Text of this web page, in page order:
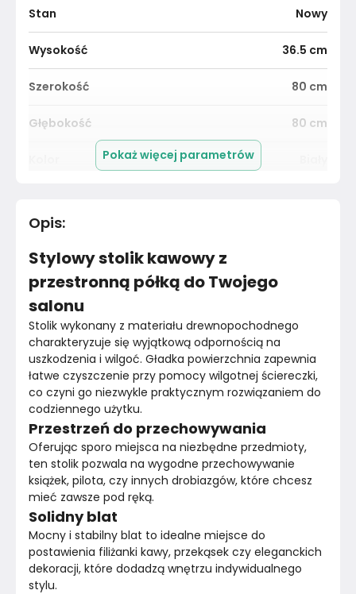
Stan Nowy
Wysokość 36.5 cm
Szerokość 80 cm
Głębokość 80 cm
Kolor blatu
Materiał
Kolor nóżek
Marka
Montaż Złożony
Pokaż więcej parametrów
Opis:
Stylowy stolik kawowy z
przestronną półką do Twojego
salonu
Stolik wykonany z materiału drewnopochodnego
charakteryzuje się wyjątkową odpornością na
uszkodzenia i wilgoć. Gładka powierzchnia zapewnia
łatwe czyszczenie przy pomocy wilgotnej ściereczki,
co czyni go niezwykle praktycznym rozwiązaniem do
codziennego użytku.
Przestrzeń do przechowywania
Oferując sporo miejsca na niezbędne przedmioty,
ten stolik pozwala na wygodne przechowywanie
książek, pilota, czy innych drobiazgów, które chcesz
mieć zawsze pod ręką.
Solidny blat
Mocny i stabilny blat to idealne miejsce do
postawienia filiżanki kawy, przekąsek czy eleganckich
dekoracji, które dodadzą wnętrzu indywidualnego
stylu.